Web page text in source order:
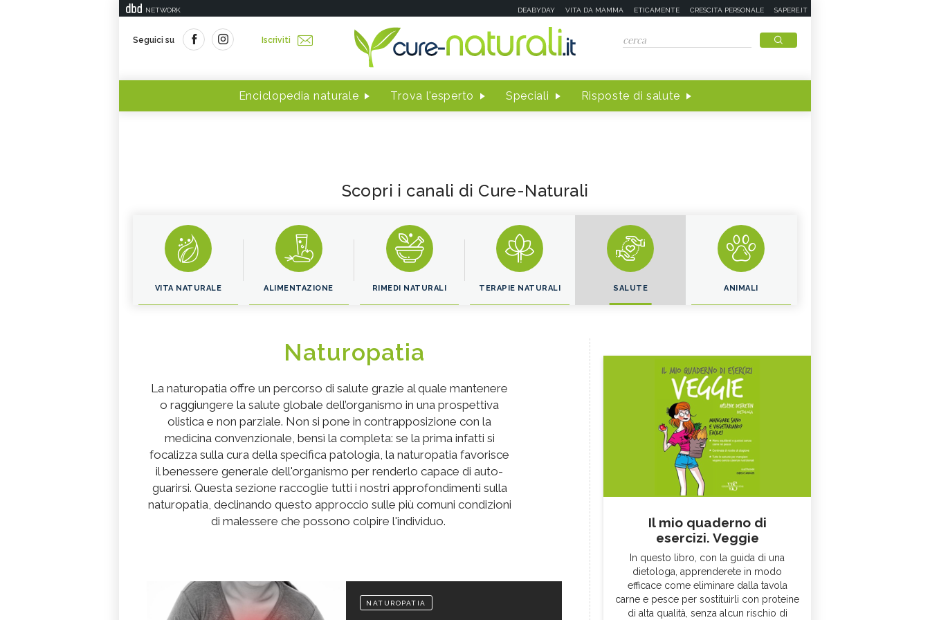
NETWORK DEABYDAY VITA DA MAMMA ETICAMENTE CRESCITA PERSONALE SAPERE.IT
Seguici su Iscriviti
Enciclopedia naturale Trova l'esperto Speciali Risposte di salute
Scopri i canali di Cure-Naturali
VITA NATURALE ALIMENTAZIONE RIMEDI NATURALI TERAPIE NATURALI SALUTE ANIMALI
Naturopatia
La naturopatia offre un percorso di salute grazie al quale mantenere
o raggiungere la salute globale dell’organismo in una prospettiva
olistica e non parziale. Non si pone in contrapposizione con la
medicina convenzionale, bensì la completa: se la prima infatti si
focalizza sulla cura della specifica patologia, la naturopatia favorisce
il benessere generale dell'organismo per renderlo capace di auto-
guarirsi. Questa sezione raccoglie tutti i nostri approfondimenti sulla
naturopatia, declinando questo approccio sulle più comuni condizioni
di malessere che possono colpire l'individuo.
NATUROPATIA
Il mio quaderno di
esercizi. Veggie
In questo libro, con la guida di una
dietologa, apprenderete in modo
efficace come eliminare dalla tavola
carne e pesce per sostituirli con proteine
di alta qualità, senza alcun rischio di